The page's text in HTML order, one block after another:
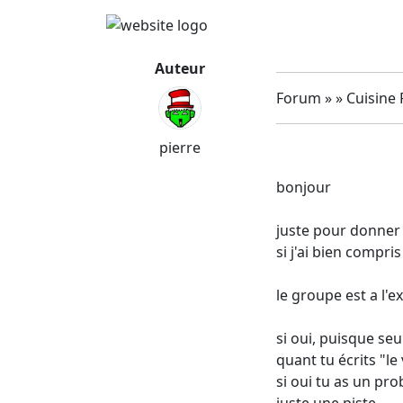
Auteur
pierre
Forum » » Cuisine
bonjour
juste pour donner
si j'ai bien
le groupe est a
si oui, puisque
quant tu écrits "le
si oui tu as un